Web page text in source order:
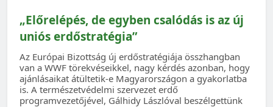
„Előrelépés, de egyben csalódás is az új
uniós erdőstratégia”
Az Európai Bizottság új erdőstratégiája összhangban
van a WWF törekvéseikkel, nagy kérdés azonban, hogy
ajánlásaikat átültetik-e Magyarországon a gyakorlatba
is. A természetvédelmi szervezet erdő
programvezetőjével, Gálhidy Lászlóval beszélgettünk